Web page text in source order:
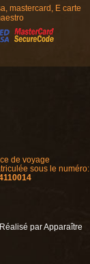
mastercard, E carte
de voyage
sous le numéro:
parApparaître